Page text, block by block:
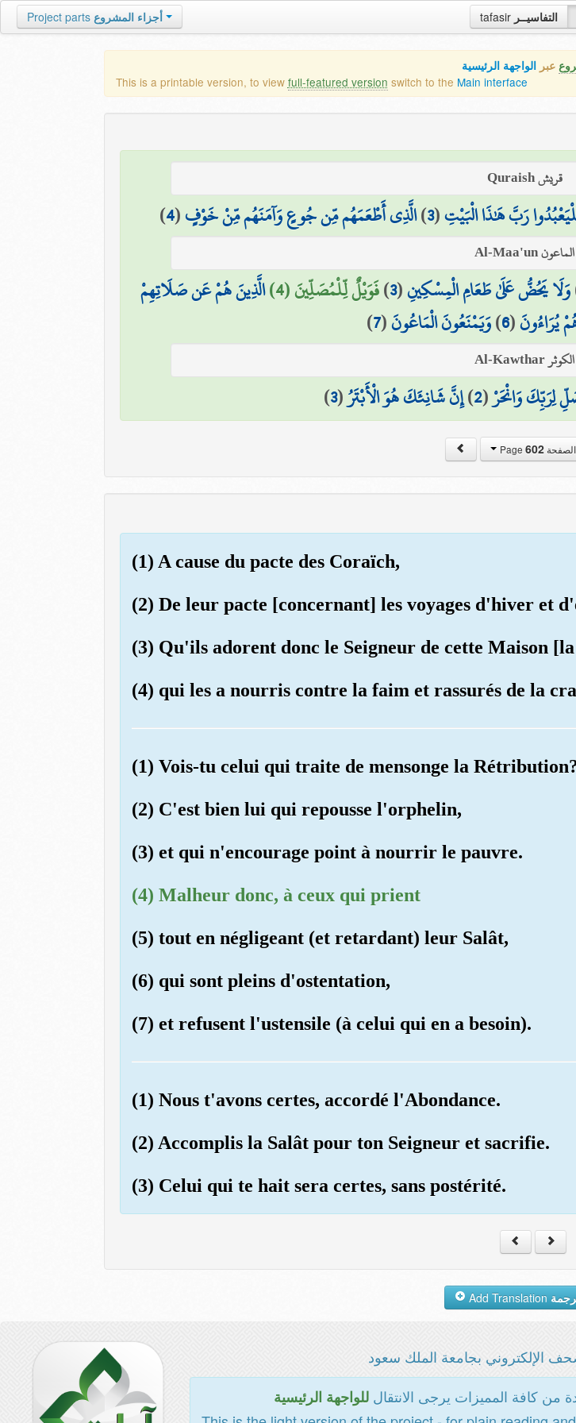
tafasir التفاسيــر Project parts أجزاء المشروع
عبر الواجهة الرئيسية
This is a printable version, to view full-featured version switch to the Main interface
قريش Quraish
رَبَّ هَٰذَا الْبَيْتِ(
3
)الَّذِي أَطْعَمَهُم مِّن جُوعٍ وَآمَنَهُم مِّنْ خَوْفٍ(
4
)
الماعون Al-Maa'un
وَلَا يَحُضُّ عَلَىٰ طَعَامِ الْمِسْكِينِ(
3
)فَوَيْلٌ لِّلْمُصَلِّينَ (4) الَّذِينَ هُمْ عَن صَلَاتِهِمْ
يُرَاءُونَ(
6
)وَيَمْنَعُونَ الْمَاعُونَ(
7
)
الكوثر Al-Kawthar
لِرَبِّكَ وَانْحَرْ(
2
)إِنَّ شَانِئَكَ هُوَ الْأَبْتَرُ(
3
)
الصفحة Page602
(1) A cause du pacte des Coraïch,
(2) De leur pacte [concernant] les voyages d'hiver et
(3) Qu'ils adorent donc le Seigneur de cette Maison
(4) qui les a nourris contre la faim et rassurés de la
(1) Vois-tu celui qui traite de mensonge la
(2) C'est bien lui qui repousse l'orphelin,
(3) et qui n'encourage point à nourrir le pauvre.
(4) Malheur donc, à ceux qui prient
(5) tout en négligeant (et retardant) leur Salât,
(6) qui sont pleins d'ostentation,
(7) et refusent l'ustensile (à celui qui en a besoin).
(1) Nous t'avons certes, accordé l'Abondance.
(2) Accomplis la Salât pour ton Seigneur et sacrifie.
(3) Celui qui te hait sera certes, sans postérité.
الإلكتروني بجامعة الملك سعود
من كافة المميزات يرجى الانتقالللواجهة الرئيسية